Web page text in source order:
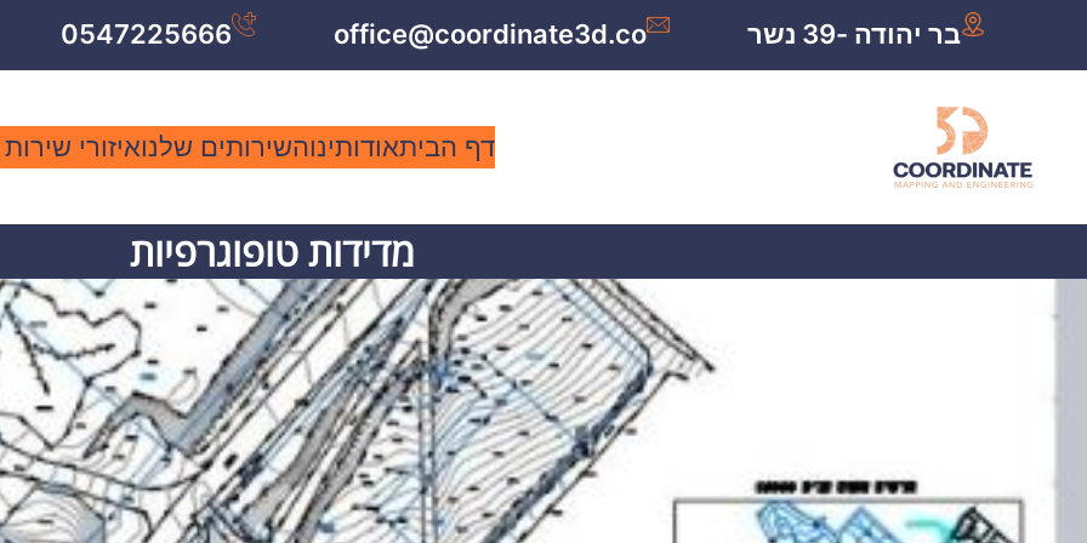
בר יהודה -39 נשר office@coordinate3d.co
0547225666
דף הביתאודותינוהשירותים שלנואיזורי שירות
מדידות טופוגרפיות